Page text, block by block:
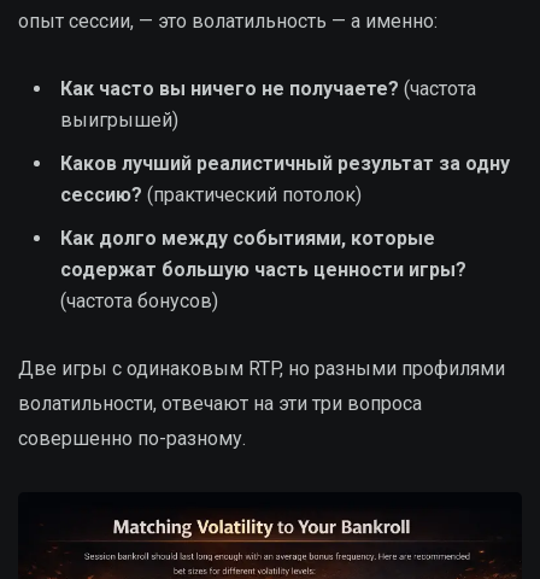
опыт сессии, — это волатильность — а именно:
Как часто вы ничего не получаете? (частота
выигрышей)
Каков лучший реалистичный результат за одну
сессию? (практический потолок)
Как долго между событиями, которые
содержат большую часть ценности игры?
(частота бонусов)
Две игры с одинаковым RTP, но разными профилями
волатильности, отвечают на эти три вопроса
совершенно по-разному.